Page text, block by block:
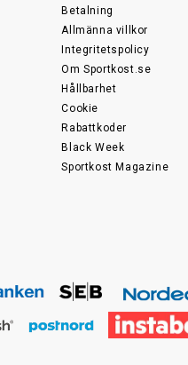
Betalning
Allmänna villkor
Integritetspolicy
Om Sportkost.se
Hållbarhet
Cookie
Rabattkoder
Black Week
Sportkost Magazine